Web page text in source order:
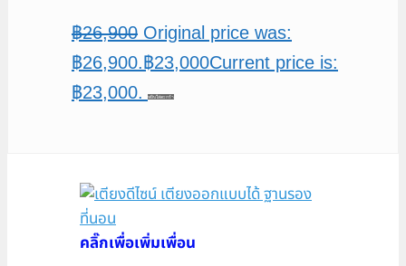
฿26,900 Original price was:
฿26,900.฿23,000Current price is:
฿23,000.
หยิบใส่ตะกร้า
คลิ๊กเพื่อเพิ่มเพื่อน